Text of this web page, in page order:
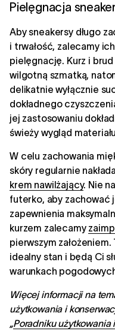
Pielęgnacja
Aby sneakersy długo
i trwałość, zalecamy
pielęgnację. Kurz i
wilgotną szmatką,
delikatnie wyłącznie
dokładnego
jej zastosowaniu
świeży wygląd
W celu zachowania
skóry regularnie
krem nawilżający. Nie
futerko, aby zachować
zapewnienia
kurzem zalecamy
pierwszym
idealny stan i będą Ci
warunkach
Więcej informacji na
użytkowania i
„Poradniku